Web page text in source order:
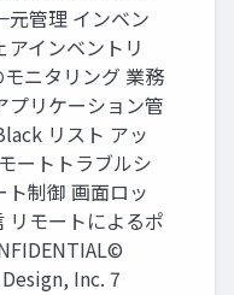
元管理 インベン
アインベントリ
ニタリング 業務
プリケーション管
リスト アッ
ートトラブルシ
ト制御 画面ロッ
リモートによるポ
Inc. 7